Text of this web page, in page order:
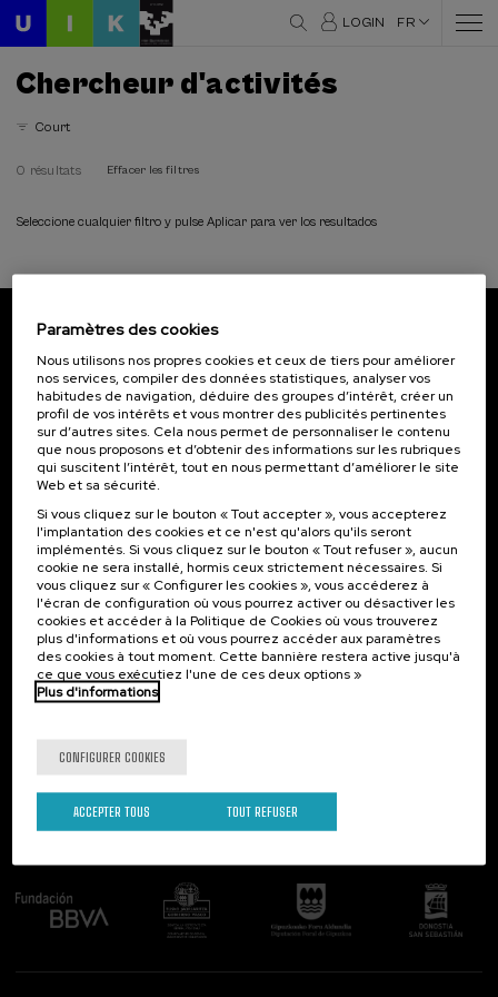
LOGIN FR
Chercheur d'activités
Court
0 résultats Effacer les filtres
Seleccione cualquier filtro y pulse Aplicar para ver los resultados
Inscrivez-vous pour être le premier à recevoir les
actualités de l'UIK.
S'abonner
Contact
Palacio Miramar
Paseo de Miraconcha, 48
20007 Donostia / San Sebastián
Gipuzkoa, Spain
Contactez-nous!
Intéressant...
Activités précédentes
Suivez-nous
Paramètres des cookies
Nous utilisons nos propres cookies et ceux de tiers pour améliorer
nos services, compiler des données statistiques, analyser vos
habitudes de navigation, déduire des groupes d’intérêt, créer un
profil de vos intérêts et vous montrer des publicités pertinentes
sur d’autres sites. Cela nous permet de personnaliser le contenu
que nous proposons et d’obtenir des informations sur les rubriques
qui suscitent l’intérêt, tout en nous permettant d’améliorer le site
Web et sa sécurité.
Si vous cliquez sur le bouton « Tout accepter », vous accepterez
l'implantation des cookies et ce n'est qu'alors qu'ils seront
implémentés. Si vous cliquez sur le bouton « Tout refuser », aucun
cookie ne sera installé, hormis ceux strictement nécessaires. Si
vous cliquez sur « Configurer les cookies », vous accéderez à
l'écran de configuration où vous pourrez activer ou désactiver les
cookies et accéder à la Politique de Cookies où vous trouverez
plus d'informations et où vous pourrez accéder aux paramètres
des cookies à tout moment. Cette bannière restera active jusqu'à
ce que vous exécutiez l'une de ces deux options »
Plus d'informations
CONFIGURER COOKIES
TOUT REFUSER
ACCEPTER TOUS